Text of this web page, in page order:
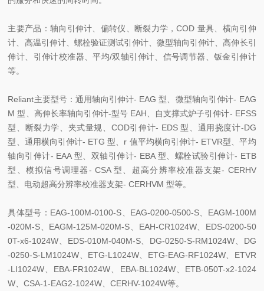
主要产品：轴向引伸计、偏转仪、断裂力学，COD 量具、横向引伸
计、高温引伸计、螺栓验证测试引伸计、微型轴向引伸计、高伸长引
伸计、引伸计校准器、平均/双轴引伸计、信号调节器、钣金引伸计
等。
Reliant主要型号：通用轴向引伸计- EAG 型、微型轴向引伸计- EAG
M 型、高伸长率轴向引伸计-型号 EAH、自支撑式炉子引伸计- EFSS
型、断裂力学、夹式量规、COD引伸计- EDS 型、通用挠度计-DG
型、通用横向引伸计- ETG 型、r 值平均横向引伸计- ETVR型、平均
轴向引伸计- EAA 型、双轴引伸计- EBA 型、螺栓试验引伸计- ETB
型、模拟信号调理器- CSA 型、超高分辨率校准器支架- CERHV
型、电动超高分辨率校准器支架- CERHVM 型等。
具体型号：EAG-100M-0100-S、EAG-0200-0500-S、EAGM-100M
-020M-S、EAGM-125M-020M-S、EAH-CR1024W、EDS-0200-50
0T-x6-1024W、EDS-010M-040M-S、DG-0250-S-RM1024W、DG
-0250-S-LM1024W、ETG-L1024W、ETG-EAG-RF1024W、ETVR
-LI1024W、EBA-FR1024W、EBA-BL1024W、ETB-050T-x2-1024
W、CSA-1-EAG2-1024W、CERHV-1024W等。